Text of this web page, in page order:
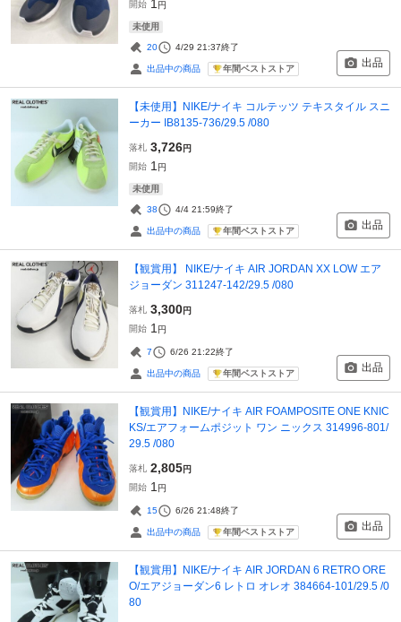
開始 1 円
未使用
20 4/29 21:37終了
出品中の商品 年間ベストストア 出品
【未使用】NIKE/ナイキ コルテッツ テキスタイル スニ
ーカー IB8135-736/29.5 /080
落札 3,726円
開始 1 円
未使用
38 4/4 21:59終了
出品中の商品 年間ベストストア 出品
【観賞用】 NIKE/ナイキ AIR JORDAN XX LOW エア
ジョーダン 311247-142/29.5 /080
落札 3,300円
開始 1 円
7 6/26 21:22終了
出品中の商品 年間ベストストア 出品
【観賞用】NIKE/ナイキ AIR FOAMPOSITE ONE KNIC
KS/エアフォームポジット ワン ニックス 314996-801/
29.5 /080
落札 2,805円
開始 1 円
15 6/26 21:48終了
出品中の商品 年間ベストストア 出品
【観賞用】NIKE/ナイキ AIR JORDAN 6 RETRO ORE
O/エアジョーダン6 レトロ オレオ 384664-101/29.5 /0
80